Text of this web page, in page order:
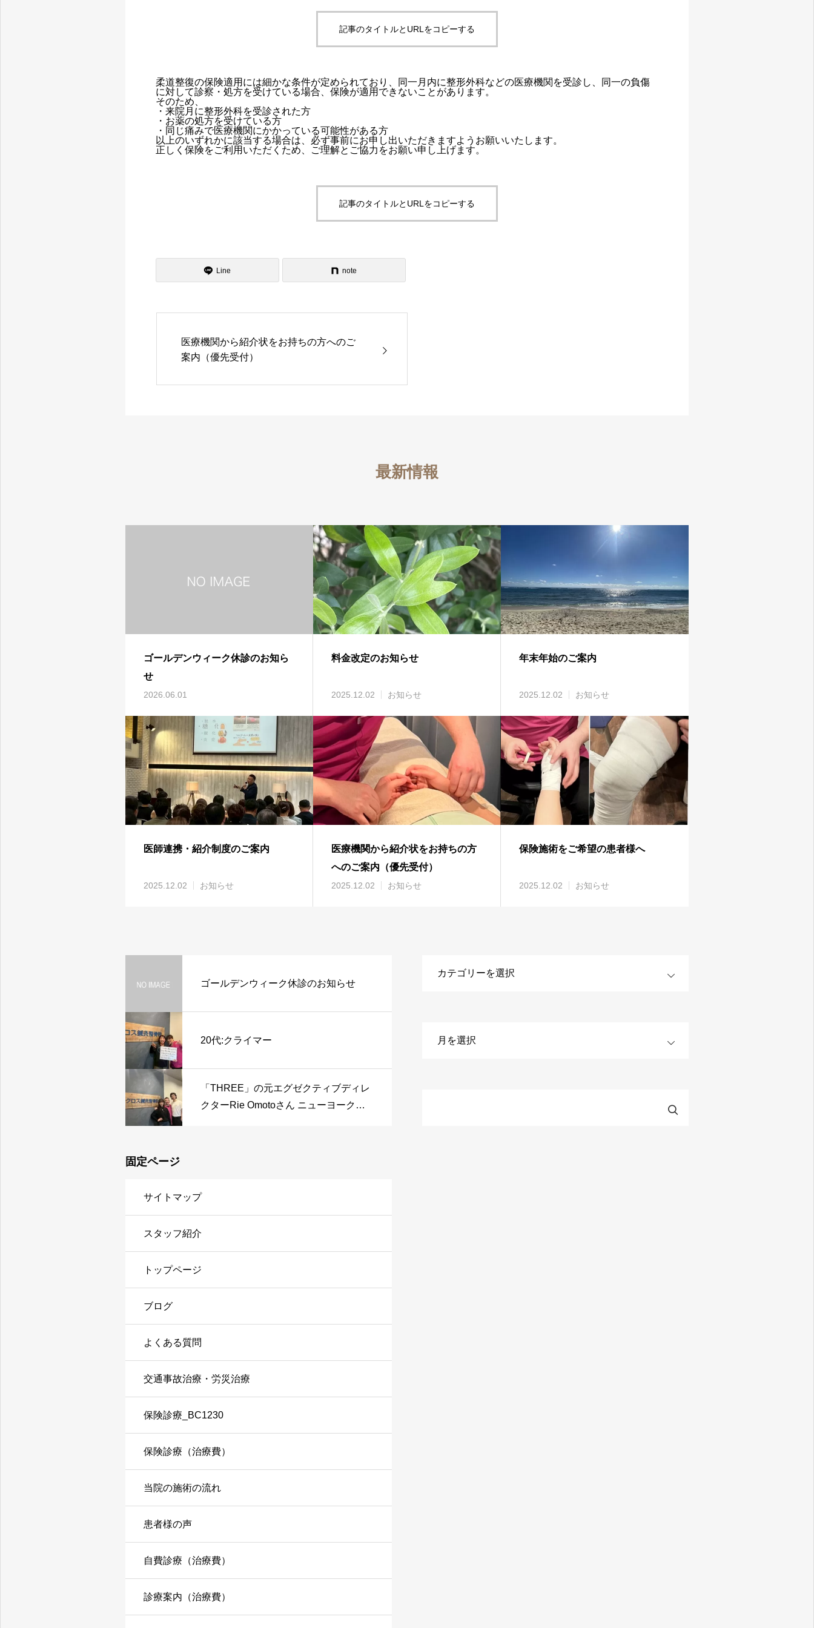
記事のタイトルとURLをコピーする
柔道整復の保険適用には細かな条件が定められており、同一月内に整形外科などの医療機関を受診し、同一の負傷
に対して診察・処方を受けている場合、保険が適用できないことがあります。
そのため、
・来院月に整形外科を受診された方
・お薬の処方を受けている方
・同じ痛みで医療機関にかかっている可能性がある方
以上のいずれかに該当する場合は、必ず事前にお申し出いただきますようお願いいたします。
正しく保険をご利用いただくため、ご理解とご協力をお願い申し上げます。
記事のタイトルとURLをコピーする
Line note
医療機関から紹介状をお持ちの方へのご
案内（優先受付）
最新情報
ゴールデンウィーク休診のお知ら
せ
2026.06.01
料金改定のお知らせ
2025.12.02 お知らせ
年末年始のご案内
2025.12.02 お知らせ
医師連携・紹介制度のご案内
2025.12.02 お知らせ
医療機関から紹介状をお持ちの方
へのご案内（優先受付）
2025.12.02 お知らせ
保険施術をご希望の患者様へ
2025.12.02 お知らせ
ゴールデンウィーク休診のお知らせ
20代:クライマー
「THREE」の元エグゼクティブディレ
クターRie Omotoさん ニューヨーク在
固定ページ
サイトマップ
スタッフ紹介
トップページ
ブログ
よくある質問
交通事故治療・労災治療
保険診療_BC1230
保険診療（治療費）
当院の施術の流れ
患者様の声
自費診療（治療費）
診療案内（治療費）